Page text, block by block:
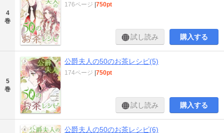
4
巻
176ページ |750pt
試し読み 購入する
5
巻
公爵夫人の50のお茶レシピ(5)
174ページ |750pt
試し読み 購入する
公爵夫人の50のお茶レシピ(6)